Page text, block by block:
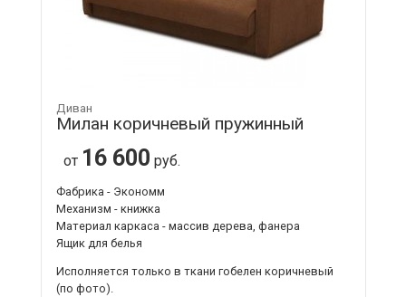
Диван
Милан коричневый пружинный
от 16 600 руб.
Фабрика - Экономм
Механизм - книжка
Материал каркаса - массив дерева, фанера
Ящик для белья
Исполняется только в ткани гобелен коричневый
(по фото).